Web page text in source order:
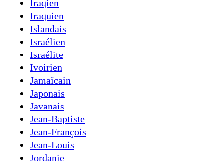
Iraqien
Iraquien
Islandais
Israélien
Israélite
Ivoirien
Jamaïcain
Japonais
Javanais
Jean-Baptiste
Jean-François
Jean-Louis
Jordanie